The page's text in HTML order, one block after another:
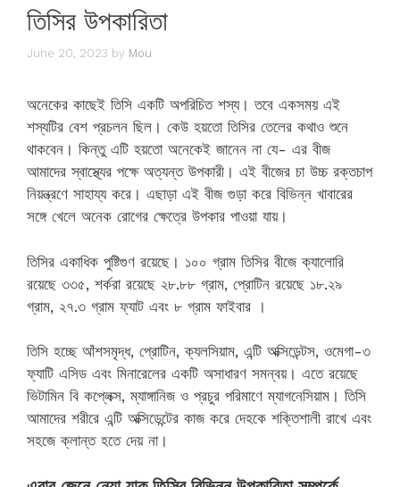
তিসির উপকারিতা
June 20, 2023 by Mou
অনেকের কাছেই তিসি একটি অপরিচিত শস্য। তবে একসময় এই
শস্যটির বেশ প্রচলন ছিল। কেউ হয়তো তিসির তেলের কথাও শুনে
থাকবেন। কিন্তু এটি হয়তো অনেকেই জানেন না যে- এর বীজ
আমাদের স্বাস্থ্যের পক্ষে অত্যন্ত উপকারী। এই বীজের চা উচ্চ রক্তচাপ
নিয়ন্ত্রণে সাহায্য করে। এছাড়া এই বীজ গুড়া করে বিভিন্ন খাবারের
সঙ্গে খেলে অনেক রোগের ক্ষেত্রে উপকার পাওয়া যায়।
তিসির একাধিক পুষ্টিগুণ রয়েছে। ১০০ গ্রাম তিসির বীজে ক্যালোরি
রয়েছে ৩৩৫, শর্করা রয়েছে ২৮.৮৮ গ্রাম, প্রোটিন রয়েছে ১৮.২৯
গ্রাম, ২৭.৩ গ্রাম ফ্যাট এবং ৮ গ্রাম ফাইবার ।
তিসি হচ্ছে আঁশসমৃদ্ধ, প্রোটিন, ক্যলসিয়াম, এন্টি অক্সিডেন্টস, ওমেগা-৩
ফ্যাটি এসিড এবং মিনারেলের একটি অসাধারণ সমন্বয়। এতে রয়েছে
ভিটামিন বি কপ্লেক্স, ম্যাঙ্গানিজ ও প্রচুর পরিমাণে ম্যাগনেসিয়াম। তিসি
আমাদের শরীরে এন্টি অক্সিডেন্টের কাজ করে দেহকে শক্তিশালী রাখে এবং
সহজে ক্লান্ত হতে দেয় না।